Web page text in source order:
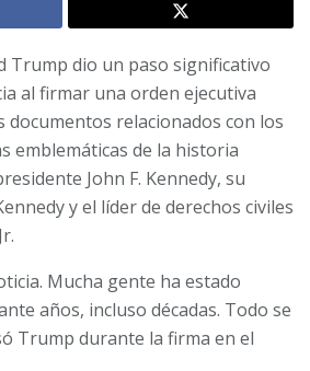
Trump dio un paso significativo
al firmar una orden ejecutiva
documentos relacionados con los
emblemáticas de la historia
John F. Kennedy, su
y el líder de derechos civiles
Mucha gente ha estado
años, incluso décadas. Todo se
Trump durante la firma en el